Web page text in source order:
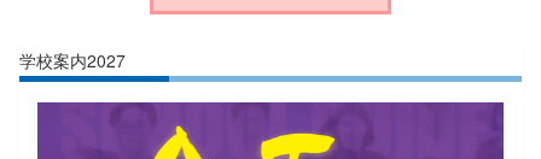
学校案内2027